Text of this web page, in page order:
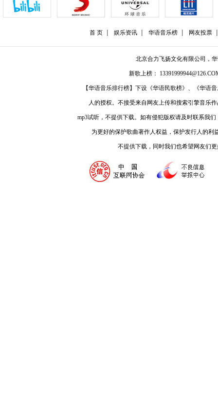
首 页 娱乐资讯 华语音乐榜 网友投票
北京合力飞扬文化有限公司，
新歌上榜：
【华语音乐排行榜】下设《华语民歌榜》、《华语
人的授权。不接受来自网友上传和搜索引擎音乐
mp3试听，不提供下载。如有侵犯版权请及时联系我
为更好的保护歌曲著作人权益，保护发行人的
不提供下载，同时我们也希望网友们